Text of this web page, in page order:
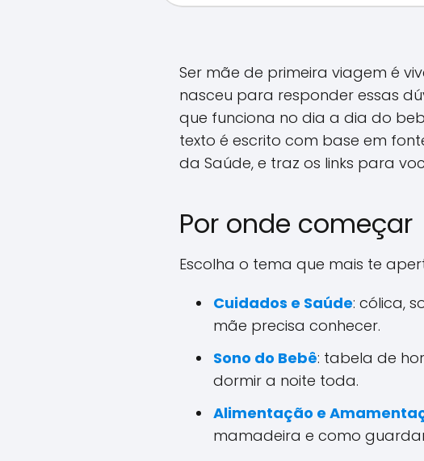
Ser mãe de primeira viagem é
nasceu para responder essas
que funciona no dia a dia do
texto é escrito com base em
da Saúde, e traz os links para
Por onde começar
Escolha o tema que mais te
Cuidados e Saúde: cólica,
mãe precisa conhecer.
Sono do Bebê: tabela de
dormir a noite toda.
Alimentação e
mamadeira e como